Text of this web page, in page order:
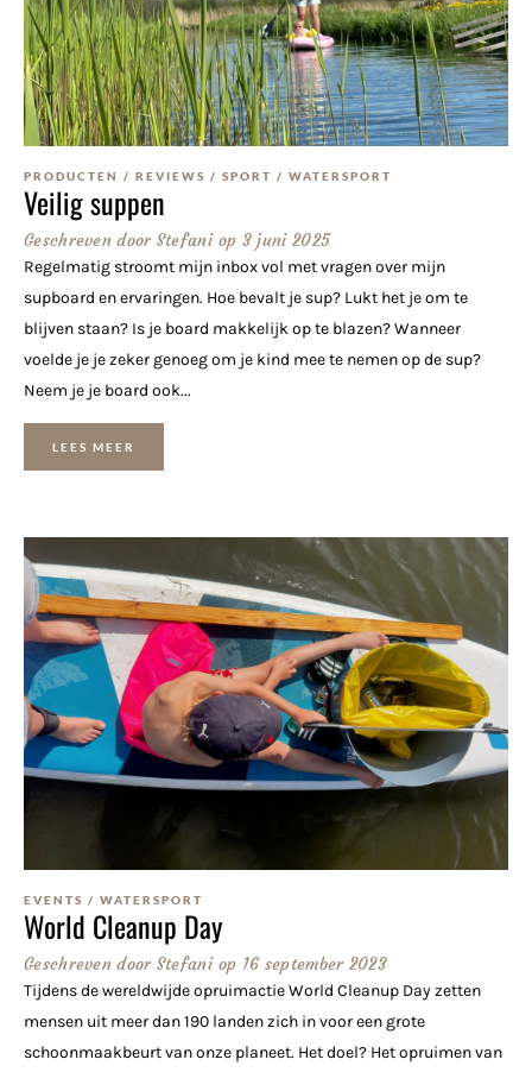
PRODUCTEN / REVIEWS / SPORT / WATERSPORT
Veilig suppen
Geschreven doorStefani op 3 juni 2025
Regelmatig stroomt mijn inbox vol met vragen over mijn
supboard en ervaringen. Hoe bevalt je sup? Lukt het je om te
blijven staan? Is je board makkelijk op te blazen? Wanneer
voelde je je zeker genoeg om je kind mee te nemen op de sup?
Neem je je board ook...
LEES MEER
EVENTS / WATERSPORT
World Cleanup Day
Geschreven doorStefani op 16 september 2023
Tijdens de wereldwijde opruimactie World Cleanup Day zetten
mensen uit meer dan 190 landen zich in voor een grote
schoonmaakbeurt van onze planeet. Het doel? Het opruimen van